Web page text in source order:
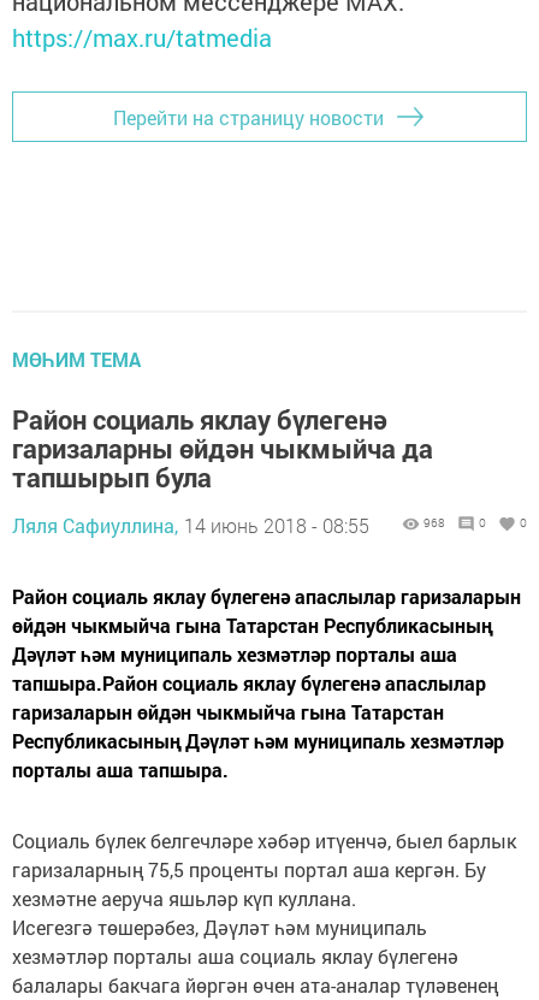
https://max.ru/tatmedia
Перейти на страницу новости
МӨҺИМ ТЕМА
Район социаль яклау бүлегенә
гаризаларны өйдән чыкмыйча да
тапшырып була
Ляля Сафиуллина, 14 июнь 2018 - 08:55 968 0 0
Район социаль яклау бүлегенә апаслылар гаризаларын
өйдән чыкмыйча гына Татарстан Республикасының
Дәүләт һәм муниципаль хезмәтләр порталы аша
тапшыра.Район социаль яклау бүлегенә апаслылар
гаризаларын өйдән чыкмыйча гына Татарстан
Республикасының Дәүләт һәм муниципаль хезмәтләр
порталы аша тапшыра.
Социаль бүлек белгечләре хәбәр итүенчә, быел барлык
гаризаларның 75,5 проценты портал аша кергән. Бу
хезмәтне аеруча яшьләр күп куллана.
Исегезгә төшерәбез, Дәүләт һәм муниципаль
хезмәтләр порталы аша социаль яклау бүлегенә
балалары бакчага йөргән өчен ата-аналар түләвенең